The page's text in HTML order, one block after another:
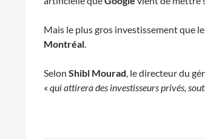
Mais le plus gros investissement que
Montréal.
Selon Shibl Mourad, le directeur du
« qui attirera des investisseurs privés,